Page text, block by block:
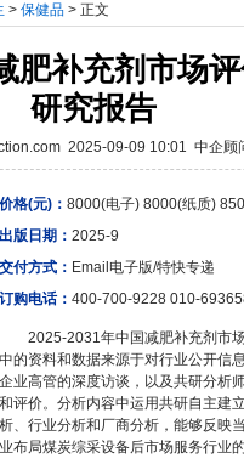
> 保健品 > 正文
肥补充剂市场
研究报告
2025-09-09 10:01 中企顾
价格(元)： 8000(电子) 8000(纸质)
出版日期： 2025-9
交付方式： Email电子版/特快专递
订购电话： 400-700-9228 010-
2025-2031年中国减肥补充剂市
中的资料和数据来源于对行业公开信
企业高管的深度访谈，以及共研分析
和评价。分析内容中运用共研自主建
析、行业分析和厂商分析，能够反映
业布局煤炭综采设备后市场服务行业